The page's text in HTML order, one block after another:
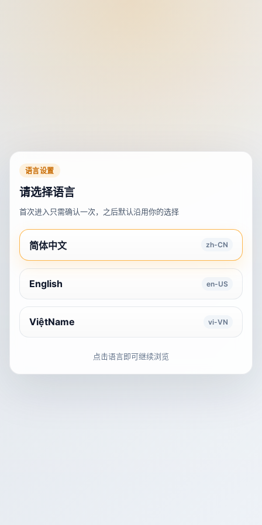
语言设置
请选择语言
首次进入只需确认一次，之后默认沿用你的选择
简体中文 zh-CN
English en-US
ViệtName vi-VN
点击语言即可继续浏览